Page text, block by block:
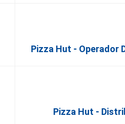
Pizza Hut - Operador
Pizza Hut -